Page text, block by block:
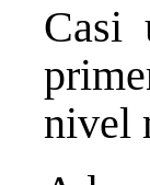
Casi
nivel